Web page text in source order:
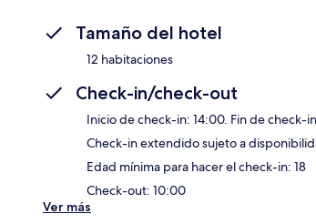
Tamaño del hotel
12 habitaciones
Check-in/check-out
Inicio de check-in: 14:00. Fin de check-
Check-in extendido sujeto a
Edad mínima para hacer el check-in: 18
Check-out: 10:00
Ver más